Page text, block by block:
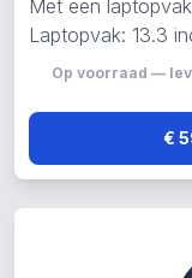
Met een
Laptopvak: 13.3
Op voorraad —
€